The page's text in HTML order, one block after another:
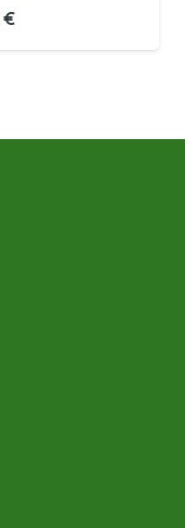
€Hinnavahemik:
28,99 €